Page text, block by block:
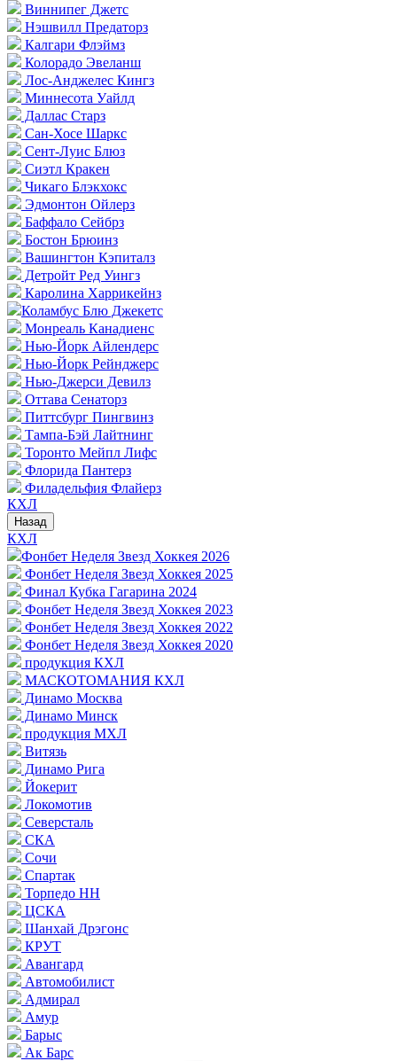
Виннипег Джетс
Нэшвилл Предаторз
Калгари Флэймз
Колорадо Эвеланш
Лос-Анджелес Кингз
Миннесота Уайлд
Даллас Старз
Сан-Хосе Шаркс
Сент-Луис Блюз
Сиэтл Кракен
Чикаго Блэкхокс
Эдмонтон Ойлерз
Баффало Сейбрз
Бостон Брюинз
Вашингтон Кэпиталз
Детройт Ред Уингз
Каролина Харрикейнз
Коламбус Блю Джекетс
Монреаль Канадиенс
Нью-Йорк Айлендерс
Нью-Йорк Рейнджерс
Нью-Джерси Девилз
Оттава Сенаторз
Питтсбург Пингвинз
Тампа-Бэй Лайтнинг
Торонто Мейпл Лифс
Флорида Пантерз
Филадельфия Флайерз
КХЛ
Назад
КХЛ
Фонбет Неделя Звезд Хоккея 2026
Фонбет Неделя Звезд Хоккея 2025
Финал Кубка Гагарина 2024
Фонбет Неделя Звезд Хоккея 2023
Фонбет Неделя Звезд Хоккея 2022
Фонбет Неделя Звезд Хоккея 2020
продукция КХЛ
МАСКОТОМАНИЯ КХЛ
Динамо Москва
Динамо Минск
продукция МХЛ
Витязь
Динамо Рига
Йокерит
Локомотив
Северсталь
СКА
Сочи
Спартак
Торпедо НН
ЦСКА
Шанхай Дрэгонс
КРУТ
Авангард
Автомобилист
Адмирал
Амур
Барыс
Ак Барс